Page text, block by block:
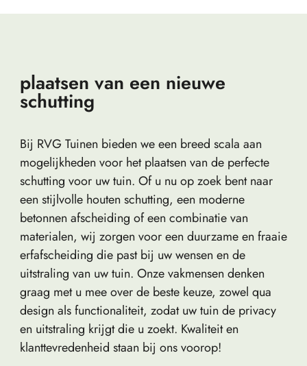
plaatsen van een nieuwe
schutting
Bij RVG Tuinen bieden we een breed scala aan
mogelijkheden voor het plaatsen van de perfecte
schutting voor uw tuin. Of u nu op zoek bent naar
een stijlvolle houten schutting, een moderne
betonnen afscheiding of een combinatie van
materialen, wij zorgen voor een duurzame en fraaie
erfafscheiding die past bij uw wensen en de
uitstraling van uw tuin. Onze vakmensen denken
graag met u mee over de beste keuze, zowel qua
design als functionaliteit, zodat uw tuin de privacy
en uitstraling krijgt die u zoekt. Kwaliteit en
klanttevredenheid staan bij ons voorop!